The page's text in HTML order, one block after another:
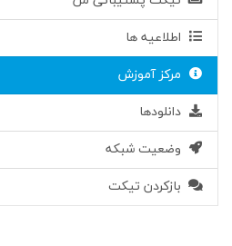
اطلاعیه ها
مرکز آموزش
دانلودها
وضعیت شبکه
بازکردن تیکت